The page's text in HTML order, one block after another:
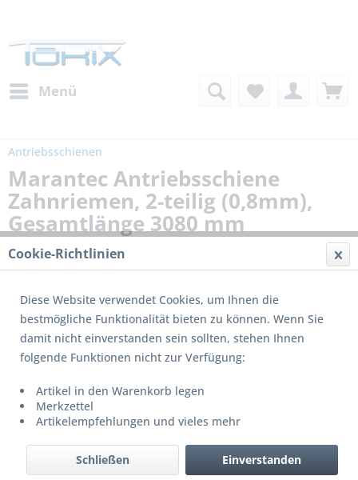
Menü
Antriebsschienen
Marantec Antriebsschiene
Zahnriemen, 2-teilig (0,8mm),
Gesamtlänge 3080 mm
Cookie-Richtlinien
Diese Website verwendet Cookies, um Ihnen die
bestmögliche Funktionalität bieten zu können. Wenn Sie
damit nicht einverstanden sein sollten, stehen Ihnen
folgende Funktionen nicht zur Verfügung:
Artikel in den Warenkorb legen
Merkzettel
Artikelempfehlungen und vieles mehr
Einverstanden
Schließen